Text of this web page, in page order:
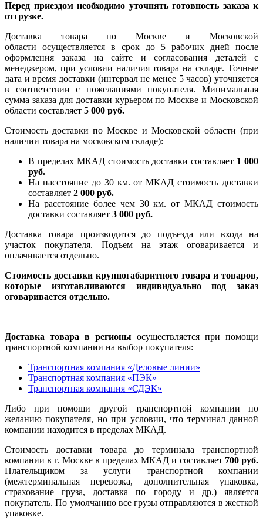
Перед приездом необходимо уточнять готовность заказа к
отгрузке.
Доставка товара по Москве и Московской
области осуществляется в срок до 5 рабочих дней после
оформления заказа на сайте и согласования деталей с
менеджером, при условии наличия товара на складе. Точные
дата и время доставки (интервал не менее 5 часов) уточняется
в соответствии с пожеланиями покупателя. Минимальная
сумма заказа для доставки курьером по Москве и Московской
области составляет 5 000 руб.
Стоимость доставки по Москве и Московской области (при
наличии товара на московском складе):
В пределах МКАД стоимость доставки составляет 1 000
руб.
На насcтояние до 30 км. от МКАД стоимость доставки
составляет 2 000 руб.
На расстояние более чем 30 км. от МКАД стоимость
доставки составляет 3 000 руб.
Доставка товара производится до подъезда или входа на
участок покупателя. Подъем на этаж оговаривается и
оплачивается отдельно.
Стоимость доставки крупногабаритного товара и товаров,
которые изготавливаются индивидуально под заказ
оговаривается отдельно.
Доставка товара в регионы осуществляется при помощи
транспортной компании на выбор покупателя:
Транспортная компания «Деловые линии»
Транспортная компания «ПЭК»
Транспортная компания «СДЭК»
Либо при помощи другой транспортной компании по
желанию покупателя, но при условии, что терминал данной
компании находится в пределах МКАД.
Стоимость доставки товара до терминала транспортной
компании в г. Москве в пределах МКАД и составляет 700 руб.
Плательщиком за услуги транспортной компании
(межтерминальная перевозка, дополнительная упаковка,
страхование груза, доставка по городу и др.) является
покупатель. По умолчанию все грузы отправляются в жесткой
упаковке.